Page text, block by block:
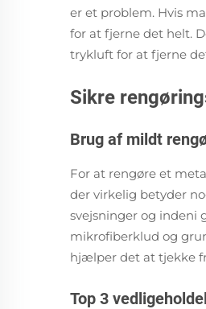
er et problem. Hvis
for at fjerne det helt.
trykluft for at fjerne
Sikre
Brug af mildt
For at rengøre et
der virkelig betyder
svejsninger og indeni
mikrofiberklud og
hjælper det at tjekke
Top 3